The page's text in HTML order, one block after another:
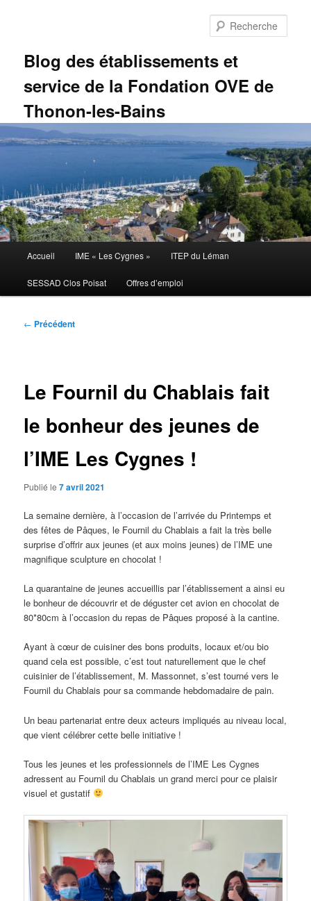
Blog des établissements et
service de la Fondation OVE de
Thonon-les-Bains
principal
Accueil IME « Les Cygnes » ITEP du Léman
SESSAD Clos Poisat Offres d’emploi
Navigation
← Précédent
Le Fournil du Chablais fait
le bonheur des jeunes de
l’IME Les Cygnes !
Publié le7 avril 2021
La semaine dernière, à l’occasion de l’arrivée du Printemps et
des fêtes de Pâques, le Fournil du Chablais a fait la très belle
surprise d’offrir aux jeunes (et aux moins jeunes) de l’IME une
magnifique sculpture en chocolat !
La quarantaine de jeunes accueillis par l’établissement a ainsi eu
le bonheur de découvrir et de déguster cet avion en chocolat de
80*80cm à l’occasion du repas de Pâques proposé à la cantine.
Ayant à cœur de cuisiner des bons produits, locaux et/ou bio
quand cela est possible, c’est tout naturellement que le chef
cuisinier de l’établissement, M. Massonnet, s’est tourné vers le
Fournil du Chablais pour sa commande hebdomadaire de pain.
Un beau partenariat entre deux acteurs impliqués au niveau local,
que vient célébrer cette belle initiative !
Tous les jeunes et les professionnels de l’IME Les Cygnes
adressent au Fournil du Chablais un grand merci pour ce plaisir
visuel et gustatif